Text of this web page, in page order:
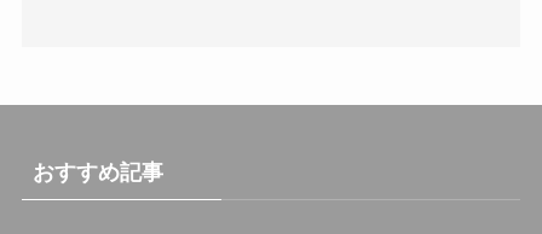
おすすめ記事